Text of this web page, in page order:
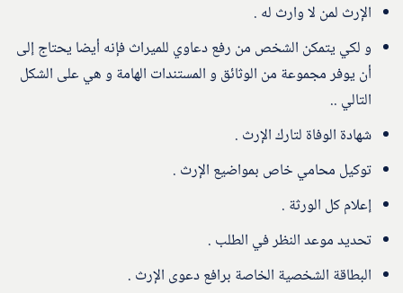
الإرث لمن لا وارث له .
و لكي يتمكن الشخص من رفع دعاوي للميراث فإنه أيضا يحتاج إلى
أن يوفر مجموعة من الوثائق و المستندات الهامة و هي على الشكل
التالي ..
شهادة الوفاة لتارك الإرث .
توكيل محامي خاص بمواضيع الإرث .
إعلام كل الورثة .
تحديد موعد النظر في الطلب .
البطاقة الشخصية الخاصة برافع دعوى الإرث .